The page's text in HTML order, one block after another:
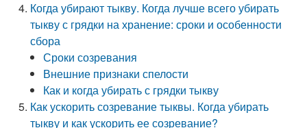
Когда убирают тыкву. Когда лучше всего убирать
тыкву с грядки на хранение: сроки и особенности
сбора
Сроки созревания
Внешние признаки спелости
Как и когда убирать с грядки тыкву
Как ускорить созревание тыквы. Когда убирать
тыкву и как ускорить ее созревание?